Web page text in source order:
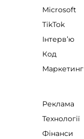
Microsoft
TikTok
Інтервʼю
Код
Маркетинг
Реклама
Технології
Фінанси